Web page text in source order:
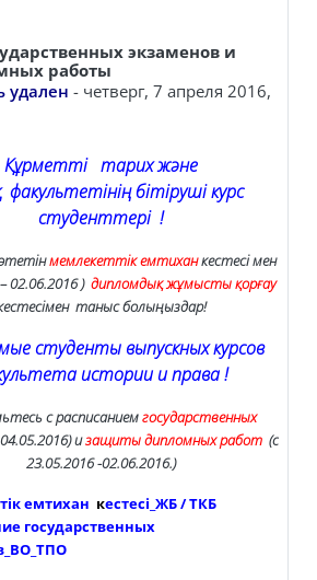
экзаменов и
работы
удален - четверг, 7 апреля 2016,
0
Құрметті тарих және
факультетінің бітіруші курс
студенттері !
мемлекеттік емтиханкестесі мен
02.06.2016 ) дипломдық жұмысты қорғау
таныс болыңыздар!
студенты выпускных курсов
истории и права !
с расписаниемгосударственных
изащиты дипломных работ (с
23.05.2016-02.06.2016.)
емтихан кестесі_ЖБ / ТКБ
государственных